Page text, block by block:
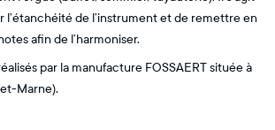
l’étanchéité de l’instrument et de remettre en
afin de l’harmoniser.
par la manufacture FOSSAERT située à
Marne).